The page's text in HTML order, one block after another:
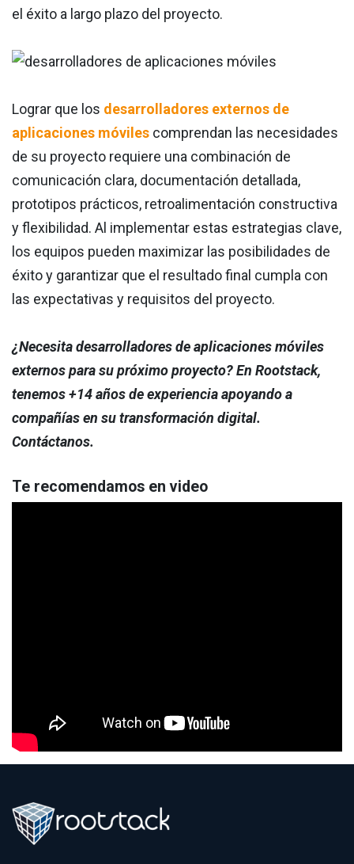
el éxito a largo plazo del proyecto.
Lograr que los desarrolladores externos de
aplicaciones móviles comprendan las necesidades
de su proyecto requiere una combinación de
comunicación clara, documentación detallada,
prototipos prácticos, retroalimentación constructiva
y flexibilidad. Al implementar estas estrategias clave,
los equipos pueden maximizar las posibilidades de
éxito y garantizar que el resultado final cumpla con
las expectativas y requisitos del proyecto.
¿Necesita desarrolladores de aplicaciones móviles
externos para su próximo proyecto? En Rootstack,
tenemos +14 años de experiencia apoyando a
compañías en su transformación digital.
Contáctanos.
Te recomendamos en video